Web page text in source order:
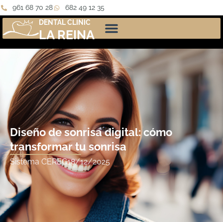
961 68 70 28
682 49 12 35
DENTAL CLINIC
LA REINA
Diseño de sonrisa digital: cómo
transformar tu sonrisa
Sistema CEREC18/12/2025